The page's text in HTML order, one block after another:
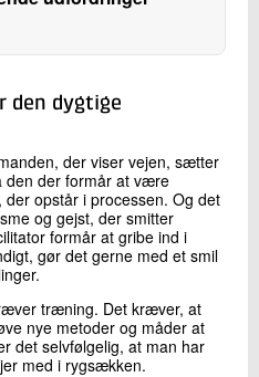
den dygtige
der viser vejen, sætter
den der formår at være
opstår i processen. Og det
og gejst, der smitter
formår at gribe ind i
gør det gerne med et smil
træning. Det kræver, at
nye metoder og måder at
det selvfølgelig, at man har
med i rygsækken.